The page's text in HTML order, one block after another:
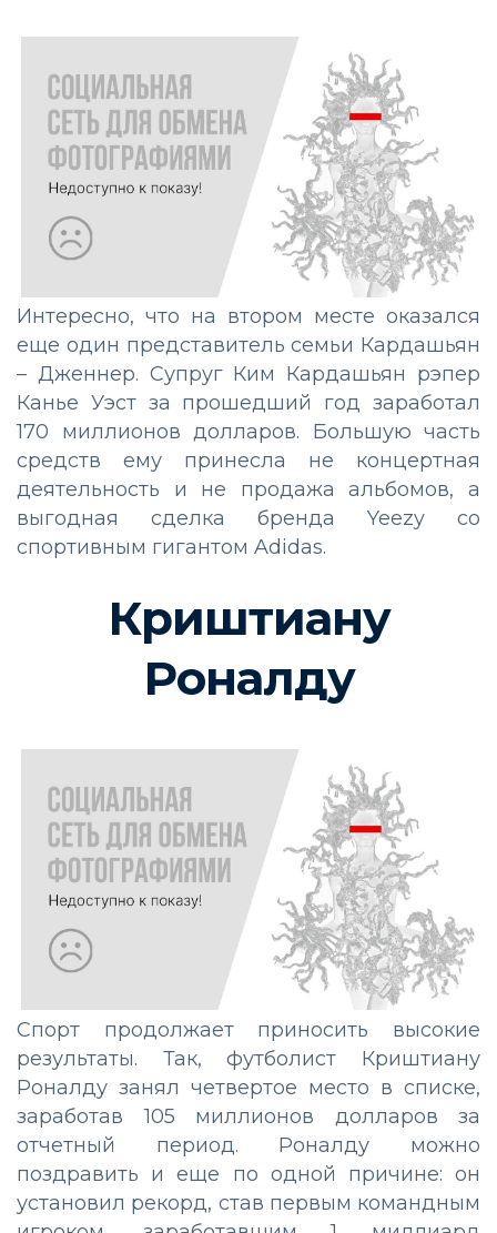
Интересно, что на втором месте оказался
еще один представитель семьи Кардашьян
– Дженнер. Супруг Ким Кардашьян рэпер
Канье Уэст за прошедший год заработал
170 миллионов долларов. Большую часть
средств ему принесла не концертная
деятельность и не продажа альбомов, а
выгодная сделка бренда Yeezy со
спортивным гигантом Adidas.
Криштиану
Роналду
Спорт продолжает приносить высокие
результаты. Так, футболист Криштиану
Роналду занял четвертое место в списке,
заработав 105 миллионов долларов за
отчетный период. Роналду можно
поздравить и еще по одной причине: он
установил рекорд, став первым командным